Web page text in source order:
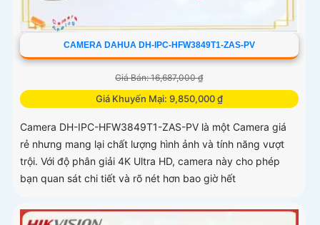
CAMERA DAHUA DH-IPC-HFW3849T1-ZAS-PV
Giá Bán: 16,687,000 ₫
Giá Khuyến Mại: 9,850,000 ₫
Camera DH-IPC-HFW3849T1-ZAS-PV là một Camera giá
rẻ nhưng mang lại chất lượng hình ảnh và tính năng vượt
trội. Với độ phân giải 4K Ultra HD, camera này cho phép
bạn quan sát chi tiết và rõ nét hơn bao giờ hết